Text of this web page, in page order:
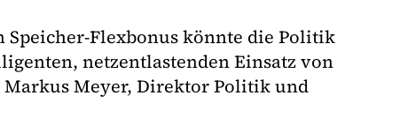
Speicher-Flexbonus könnte die Politik
netzentlastenden Einsatz von
Markus Meyer, Direktor Politik und